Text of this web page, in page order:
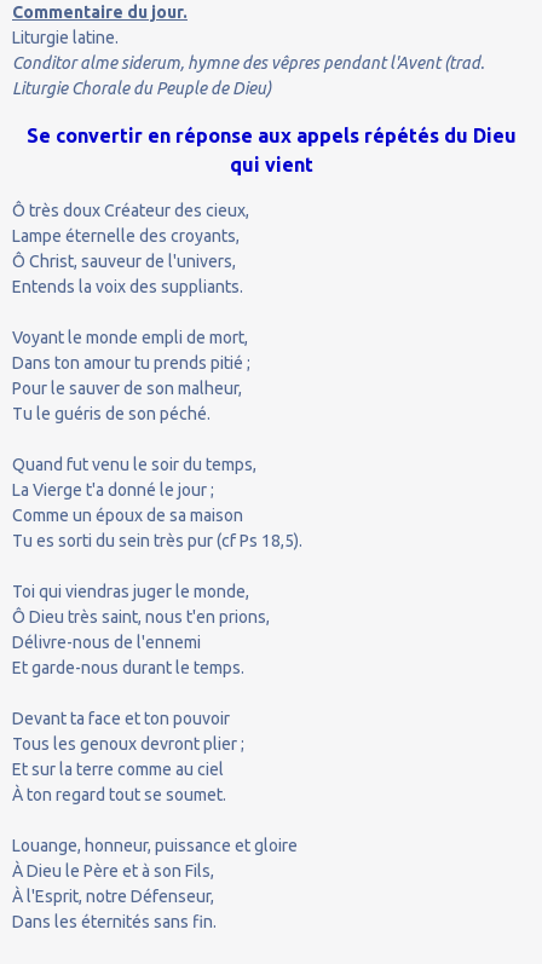
Commentaire du jour.
Liturgie latine.
Conditor alme siderum, hymne des vêpres pendant l'Avent (trad.
Liturgie Chorale du Peuple de Dieu)
Se convertir en réponse aux appels répétés du Dieu
qui vient
Ô très doux Créateur des cieux,
Lampe éternelle des croyants,
Ô Christ, sauveur de l'univers,
Entends la voix des suppliants.
Voyant le monde empli de mort,
Dans ton amour tu prends pitié ;
Pour le sauver de son malheur,
Tu le guéris de son péché.
Quand fut venu le soir du temps,
La Vierge t'a donné le jour ;
Comme un époux de sa maison
Tu es sorti du sein très pur (cf Ps 18,5).
Toi qui viendras juger le monde,
Ô Dieu très saint, nous t'en prions,
Délivre-nous de l'ennemi
Et garde-nous durant le temps.
Devant ta face et ton pouvoir
Tous les genoux devront plier ;
Et sur la terre comme au ciel
À ton regard tout se soumet.
Louange, honneur, puissance et gloire
À Dieu le Père et à son Fils,
À l'Esprit, notre Défenseur,
Dans les éternités sans fin.